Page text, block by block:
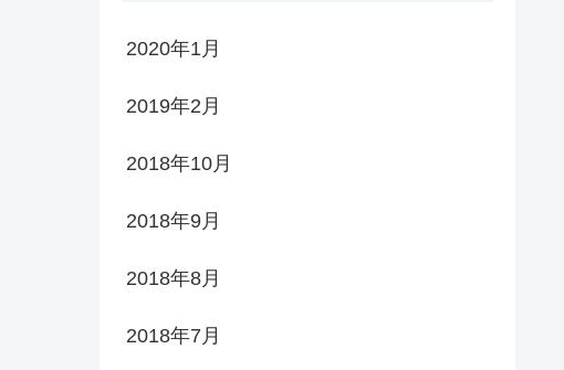
2020年1月
2019年2月
2018年10月
2018年9月
2018年8月
2018年7月